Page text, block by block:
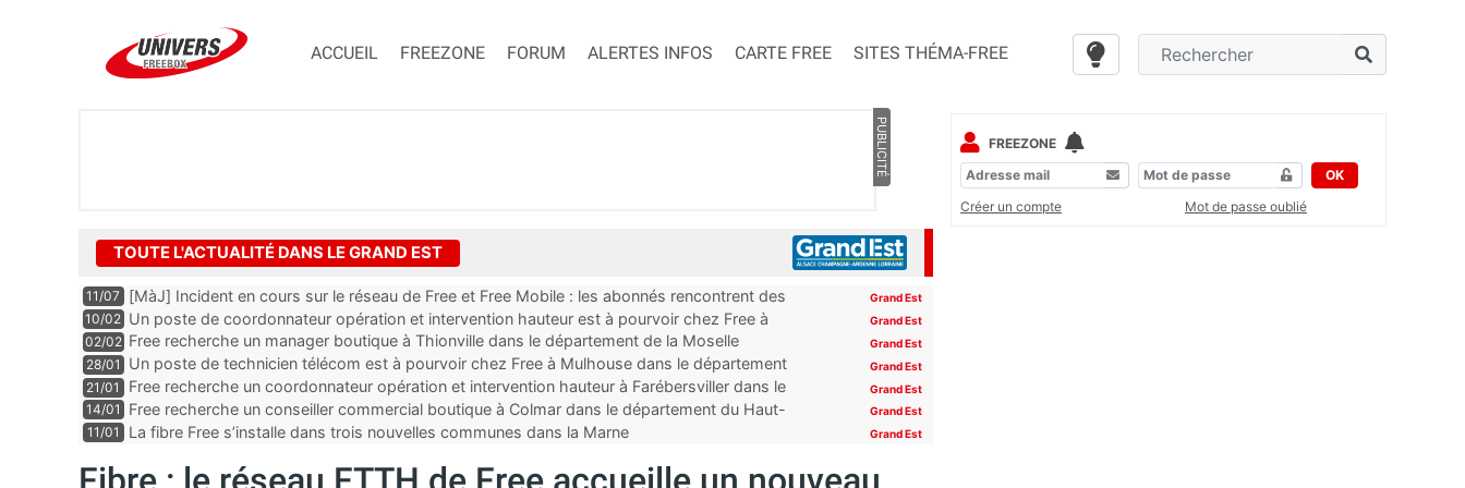
ACCUEIL FREEZONE FORUM ALERTES INFOS CARTE FREE SITES THÉMA-FREE
PUBLICITÉ
TOUTE L'ACTUALITÉ DANS LE GRAND EST
11/07
[MàJ] Incident en cours sur le réseau de Free et Free Mobile : les abonnés rencontrent des
perturbations
Grand Est
10/02 Un poste de coordonnateur opération et intervention hauteur est à pourvoir chez Free à
Troyes dans le département de l’Aube
Grand Est
02/02 Free recherche un manager boutique à Thionville dans le département de la Moselle Grand Est
28/01
Un poste de technicien télécom est à pourvoir chez Free à Mulhouse dans le département
du Haut-Rhin
Grand Est
21/01
Free recherche un coordonnateur opération et intervention hauteur à Farébersviller dans le
département de la Moselle
Grand Est
14/01
Free recherche un conseiller commercial boutique à Colmar dans le département du Haut-
Rhin
Grand Est
11/01 La fibre Free s’installe dans trois nouvelles communes dans la Marne Grand Est
FREEZONE
OK
Créer un compte
Mot de passe oublié